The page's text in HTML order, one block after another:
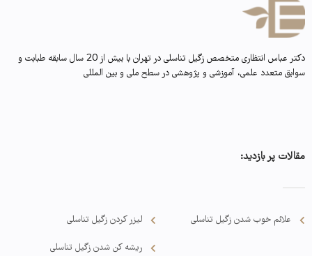
دکتر عباس انتظاری متخصص زگیل تناسلی در تهران با بیش از 20 سال سابقه طبابت و
سوابق متعدد علمی، آموزشی و پژوهشی در سطح ملی و بین المللی
مقالات پر بازدید:
علائم خوب شدن زگیل تناسلی لیزر کردن زگیل تناسلی
ریشه کن شدن زگیل تناسلی